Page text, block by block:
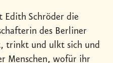
Edith Schröder die
des Berliner
trinkt und ulkt sich und
Menschen, wofür ihr